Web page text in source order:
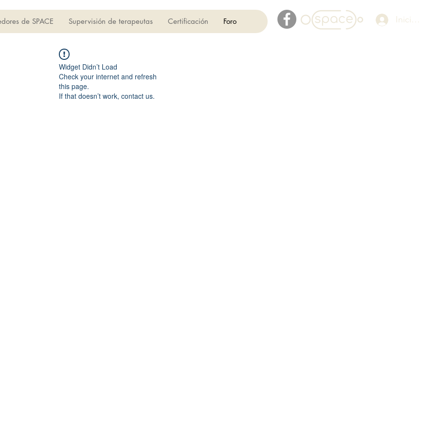
de SPACE Supervisión de terapeutas Certificación Foro Iniciar
Widget Didn’t Load
Check your internet and refresh
this page.
If that doesn’t work, contact us.